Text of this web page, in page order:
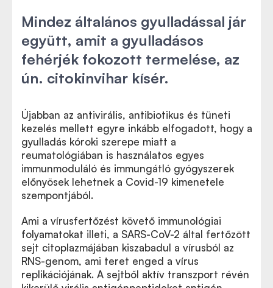
Mindez általános gyulladással jár
együtt, amit a gyulladásos
fehérjék fokozott termelése, az
ún. citokinvihar kísér.
Újabban az antivirális, antibiotikus és tüneti
kezelés mellett egyre inkább elfogadott, hogy a
gyulladás kóroki szerepe miatt a
reumatológiában is használatos egyes
immunmoduláló és immungátló gyógyszerek
előnyösek lehetnek a Covid-19 kimenetele
szempontjából.
Ami a vírusfertőzést követő immunológiai
folyamatokat illeti, a SARS-CoV-2 által fertőzött
sejt citoplazmájában kiszabadul a vírusból az
RNS-genom, ami teret enged a vírus
replikációjának. A sejtből aktív transzport révén